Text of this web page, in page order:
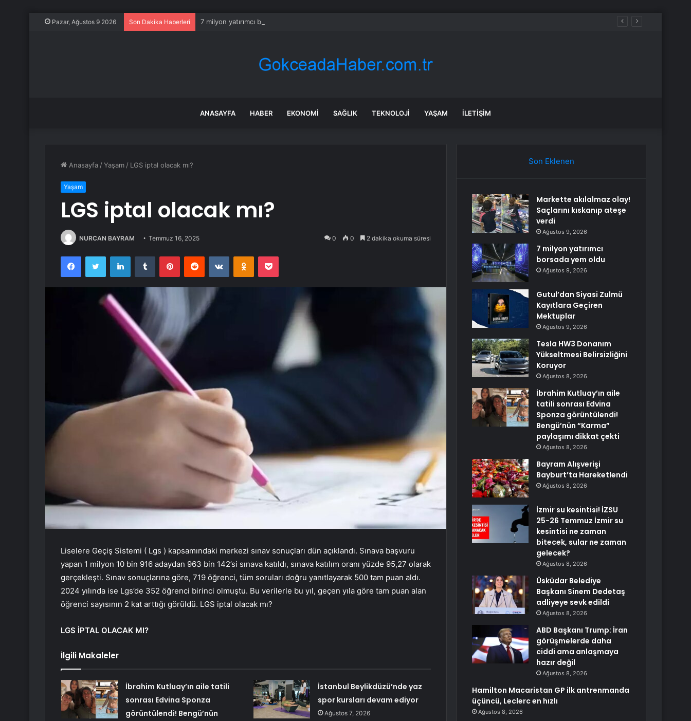
Pazar, Ağustos 9 2026 Son Dakika Haberleri 7 milyon yatırımcı borsada yem oldu
ANASAYFA HABER EKONOMI SAĞLIK TEKNOLOJI YAŞAM İLETIŞIM
Anasayfa /Yaşam / LGS iptal olacak mı?
Yaşam
LGS iptal olacak mı?
NURCAN BAYRAM Temmuz 16, 2025 0 0 2 dakika okuma süresi
FacebookTwitter LinkedInTumblr PinterestReddit VKontakteOdnoklassniki
Pocket
Liselere Geçiş Sistemi ( Lgs ) kapsamındaki merkezi sınav sonuçları dün açıklandı. Sınava başvuru
yapan 1 milyon 10 bin 916 adaydan 963 bin 142’si sınava katıldı, sınava katılım oranı yüzde 95,27 olarak
gerçekleşti. Sınav sonuçlarına göre, 719 öğrenci, tüm soruları doğru yanıtlayarak 500 tam puan aldı.
2024 yılında ise Lgs’de 352 öğrenci birinci olmuştu. Bu verilerle bu yıl, geçen yıla göre tam puan alan
öğrenci sayısının 2 kat arttığı görüldü. LGS iptal olacak mı?
LGS İPTAL OLACAK MI?
İlgili Makaleler
İbrahim Kutluay’ın aile tatili
sonrası Edvina Sponza
görüntülendi! Bengü’nün
İstanbul Beylikdüzü’nde yaz
spor kursları devam ediyor
Ağustos 7, 2026
Son Eklenen
Markette akılalmaz olay!
Saçlarını kıskanıp ateşe
verdi
Ağustos 9, 2026
7 milyon yatırımcı
borsada yem oldu
Ağustos 9, 2026
Gutul’dan Siyasi Zulmü
Kayıtlara Geçiren
Mektuplar
Ağustos 9, 2026
Tesla HW3 Donanım
Yükseltmesi Belirsizliğini
Koruyor
Ağustos 8, 2026
İbrahim Kutluay’ın aile
tatili sonrası Edvina
Sponza görüntülendi!
Bengü’nün “Karma”
paylaşımı dikkat çekti
Ağustos 8, 2026
Bayram Alışverişi
Bayburt’ta Hareketlendi
Ağustos 8, 2026
İzmir su kesintisi! İZSU
25-26 Temmuz İzmir su
kesintisi ne zaman
bitecek, sular ne zaman
gelecek?
Ağustos 8, 2026
Üsküdar Belediye
Başkanı Sinem Dedetaş
adliyeye sevk edildi
Ağustos 8, 2026
ABD Başkanı Trump: İran
görüşmelerde daha
ciddi ama anlaşmaya
hazır değil
Ağustos 8, 2026
Hamilton Macaristan GP ilk antrenmanda
üçüncü, Leclerc en hızlı
Ağustos 8, 2026